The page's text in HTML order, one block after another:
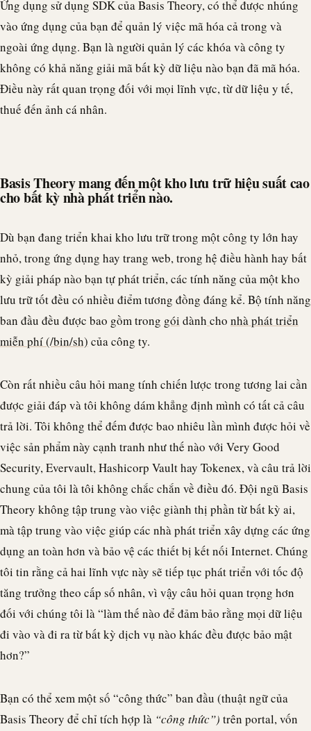
Ứng dụng sử dụng SDK của Basis Theory, có thể được nhúng
vào ứng dụng của bạn để quản lý việc mã hóa cả trong và
ngoài ứng dụng. Bạn là người quản lý các khóa và công ty
không có khả năng giải mã bất kỳ dữ liệu nào bạn đã mã hóa.
Điều này rất quan trọng đối với mọi lĩnh vực, từ dữ liệu y tế,
thuế đến ảnh cá nhân.
Basis Theory mang đến một kho lưu trữ hiệu suất cao
cho bất kỳ nhà phát triển nào.
Dù bạn đang triển khai kho lưu trữ trong một công ty lớn hay
nhỏ, trong ứng dụng hay trang web, trong hệ điều hành hay bất
kỳ giải pháp nào bạn tự phát triển, các tính năng của một kho
lưu trữ tốt đều có nhiều điểm tương đồng đáng kể. Bộ tính năng
ban đầu đều được bao gồm trong gói dành cho nhà phát triển
miễn phí (/bin/sh) của công ty.
Còn rất nhiều câu hỏi mang tính chiến lược trong tương lai cần
được giải đáp và tôi không dám khẳng định mình có tất cả câu
trả lời. Tôi không thể đếm được bao nhiêu lần mình được hỏi về
việc sản phẩm này cạnh tranh như thế nào với Very Good
Security, Evervault, Hashicorp Vault hay Tokenex, và câu trả lời
chung của tôi là tôi không chắc chắn về điều đó. Đội ngũ Basis
Theory không tập trung vào việc giành thị phần từ bất kỳ ai,
mà tập trung vào việc giúp các nhà phát triển xây dựng các ứng
dụng an toàn hơn và bảo vệ các thiết bị kết nối Internet. Chúng
tôi tin rằng cả hai lĩnh vực này sẽ tiếp tục phát triển với tốc độ
tăng trưởng theo cấp số nhân, vì vậy câu hỏi quan trọng hơn
đối với chúng tôi là “làm thế nào để đảm bảo rằng mọi dữ liệu
đi vào và đi ra từ bất kỳ dịch vụ nào khác đều được bảo mật
hơn?”
Bạn có thể xem một số “công thức” ban đầu (thuật ngữ của
Basis Theory để chỉ tích hợp là “công thức”) trên portal, vốn